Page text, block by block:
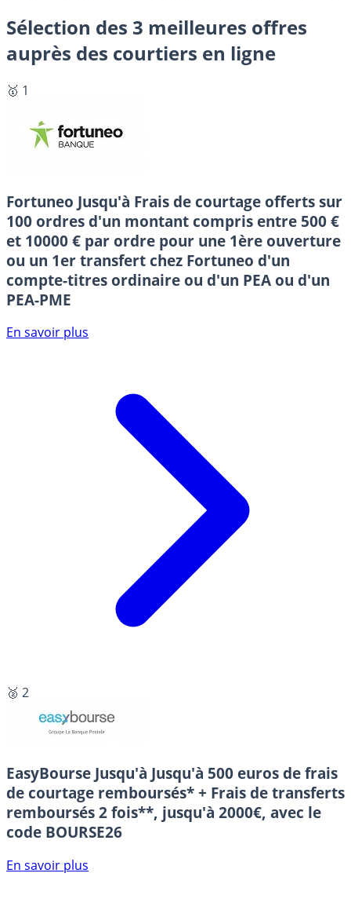
Sélection des 3 meilleures offres
auprès des courtiers en ligne
🥇 1
Fortuneo Jusqu'à Frais de courtage offerts sur
100 ordres d'un montant compris entre 500 €
et 10000 € par ordre pour une 1ère ouverture
ou un 1er transfert chez Fortuneo d'un
compte-titres ordinaire ou d'un PEA ou d'un
PEA-PME
En savoir plus
🥈 2
EasyBourse Jusqu'à Jusqu'à 500 euros de frais
de courtage remboursés* + Frais de transferts
remboursés 2 fois**, jusqu'à 2000€, avec le
code BOURSE26
En savoir plus